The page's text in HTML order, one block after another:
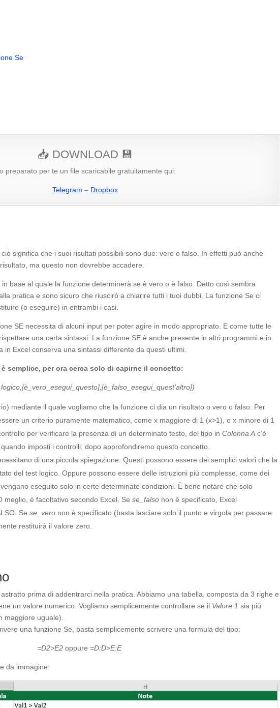
Se
📥 DOWNLOAD 💾
preparato per te un file scaricabile gratuitamente qui:
Telegram – Dropbox
significa che i suoi risultati possibili sono due: vero o falso. In effetti può anche
ma questo non dovrebbe accadere.
base al quale la funzione determinerà se è vero o è falso. Detto così sembra
pratica e sono sicuro che riuscirò a chiarire tutti i tuoi dubbi. La funzione Se ci
(o eseguire) in entrambi i casi.
SE necessita di alcuni input per poter agire in modo appropriato. E come tutte le
una certa sintassi. La funzione SE è anche presente in altri programmi e in
Excel conserva una sintassi differente da questi ultimi.
semplice, per ora cerca solo di capirne il concetto:
è_vero_esegui_questo],[è_falso_esegui_quest’altro])
mediante il quale vogliamo che la funzione ci dia un risultato o vero o falso. Per
un criterio puramente matematico, come x maggiore di 1 (x>1), o x minore di 1
per verificare la presenza di un determinato testo, del tipo inColonna A c’è
imposti i controlli, dopo approfondiremo questo concetto.
di una piccola spiegazione. Questi possono essere dei semplici valori che la
del test logico. Oppure possono essere delle istruzioni più complesse, come dei
eseguito solo in certe determinate condizioni. È bene notare che solo
meglio, è facoltativo secondo Excel. Sese_falso non è specificato, Excel
Sese_vero non è specificato (basta lasciare solo il punto e virgola per passare
restituirà il valore zero.
prima di addentrarci nella pratica. Abbiamo una tabella ,composta da 3 righe e
un valore numerico. Vogliamo semplicemente controllare se il Valore 1 sia più
maggiore uguale).
una funzione Se, basta semplicemente scrivere una formula del tipo:
=D2>E2 oppure =D:D>E:E
da immagine: